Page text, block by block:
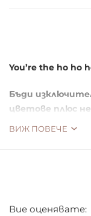
You’re the ho ho
Бъди
цветове плюс
30 цвята сенки
плюс празнични
ВИЖ ПОВЕЧЕ
Вие оценявате: